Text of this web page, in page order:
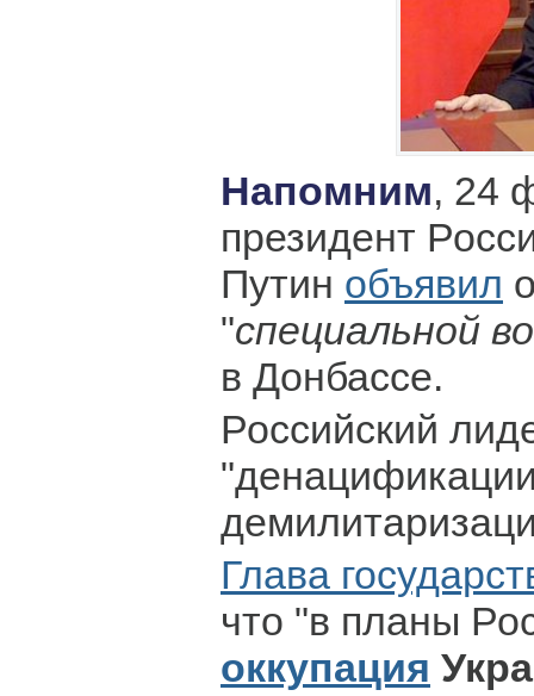
Напомним, 24
президент
Путин объявил
"специальной
в Донбассе.
Российский
Глава
что "в планы
оккупация